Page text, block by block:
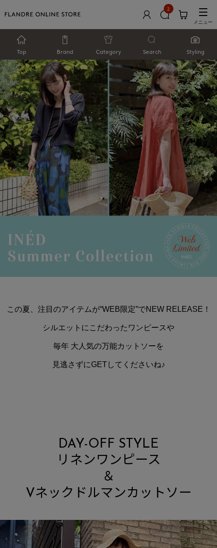
2
メニュー
Top Brand Category Search Styling
この夏、注目のアイテムが“WEB限定”でNEW RELEASE！
シルエットにこだわったワンピースや
毎年 大人気の万能カットソーを
見逃さずにGETしてくださいね♪
DAY-OFF STYLE
リネンワンピース
＆
Vネックドルマンカットソー